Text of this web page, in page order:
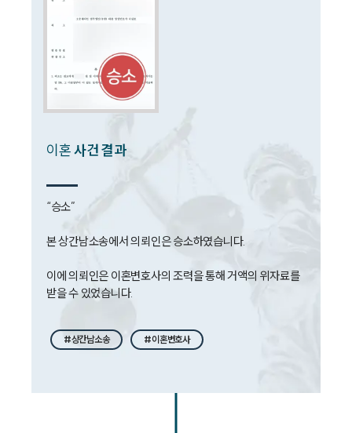
뉴스레터/브로슈어
대륜법률상담예약
이혼사건 결과
“승소”
본 상간남소송에서 의뢰인은 승소하였습니다.
이에 의뢰인은 이혼변호사의 조력을 통해 거액의 위자료를
받을 수 있었습니다.
#상간남소송 #이혼변호사